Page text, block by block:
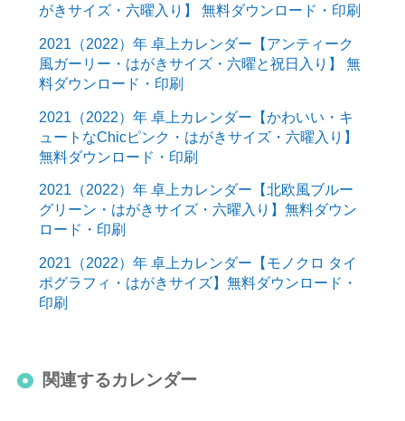
がきサイズ・六曜入り】 無料ダウンロード・印刷
2021（2022）年 卓上カレンダー【アンティーク
風ガーリー・はがきサイズ・六曜と祝日入り】 無
料ダウンロード・印刷
2021（2022）年 卓上カレンダー【かわいい・キ
ュートなChicピンク・はがきサイズ・六曜入り】
無料ダウンロード・印刷
2021（2022）年 卓上カレンダー【北欧風ブルー
グリーン・はがきサイズ・六曜入り】無料ダウン
ロード・印刷
2021（2022）年 卓上カレンダー【モノクロ タイ
ポグラフィ・はがきサイズ】無料ダウンロード・
印刷
関連するカレンダー